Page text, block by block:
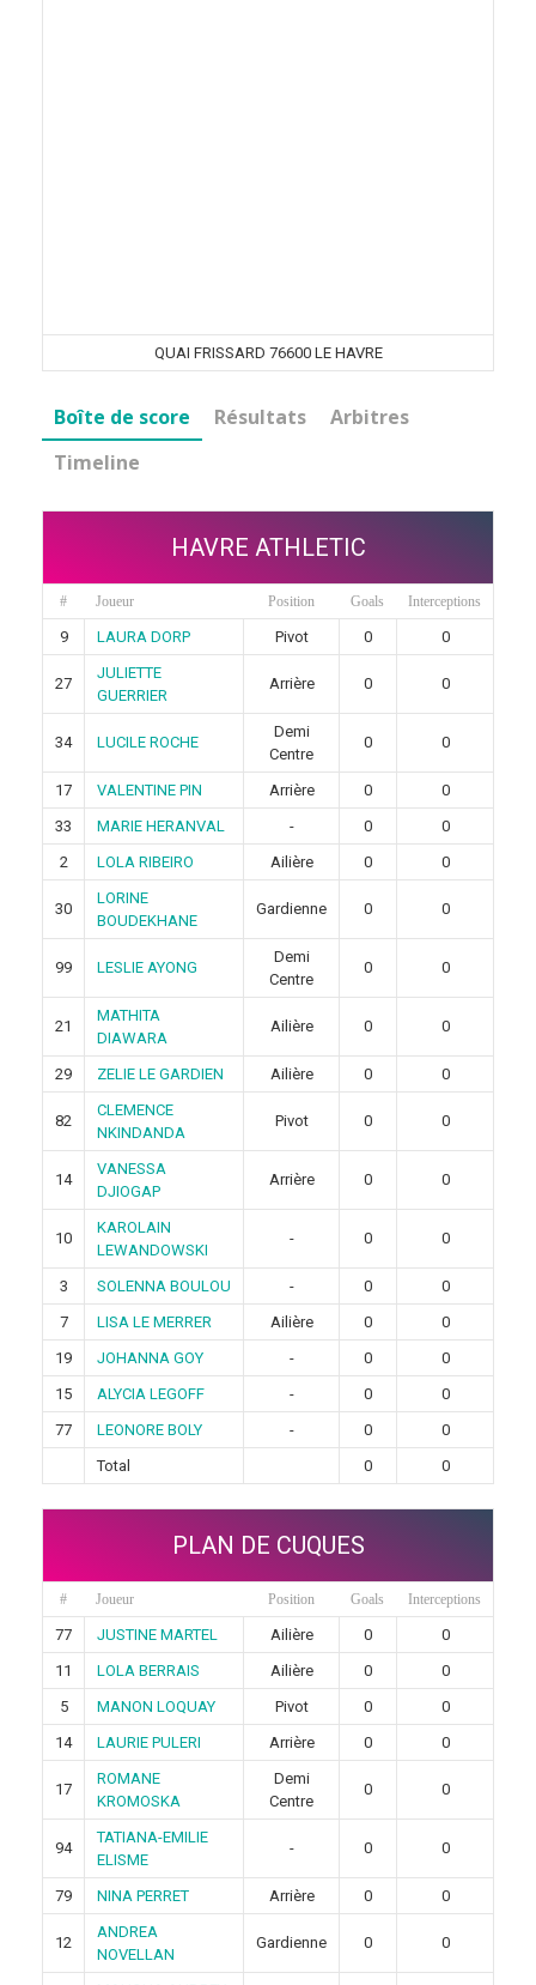
QUAI FRISSARD 76600 LE HAVRE
Boîte de score Résultats
Arbitres
Timeline
HAVRE ATHLETIC
# Joueur Position Goals Interceptions
9 LAURA DORP Pivot 0 0
27
JULIETTE
GUERRIER
Arrière 0 0
34 LUCILE ROCHE
Demi
Centre
0 0
17 VALENTINE PIN Arrière 0
0
33
MARIE HERANVAL - 0
0
2
LOLA RIBEIRO Ailière 0 0
30
LORINE
BOUDEKHANE
Gardienne 0 0
99 LESLIE AYONG
Demi
Centre
0 0
21
MATHITA
DIAWARA
Ailière 0 0
29 ZELIE LE GARDIEN Ailière 0 0
82
CLEMENCE
NKINDANDA
Pivot 0 0
14
VANESSA
DJIOGAP
Arrière 0 0
10
KAROLAIN
LEWANDOWSKI
- 0 0
3 SOLENNA BOULOU - 0
0
7
LISA LE MERRER Ailière 0
0
19
JOHANNA GOY - 0
0
15
ALYCIA LEGOFF - 0
0
77
LEONORE BOLY - 0
0
Total
0 0
PLAN DE CUQUES
# Joueur Position Goals Interceptions
77 JUSTINE MARTEL Ailière 0
0
11
LOLA BERRAIS Ailière 0
0
5
MANON LOQUAY Pivot 0
0
14
LAURIE PULERI Arrière 0 0
17
ROMANE
KROMOSKA
Demi
Centre
0 0
94
TATIANA-EMILIE
ELISME
- 0 0
79 NINA PERRET Arrière 0 0
12
ANDREA
NOVELLAN
Gardienne 0 0